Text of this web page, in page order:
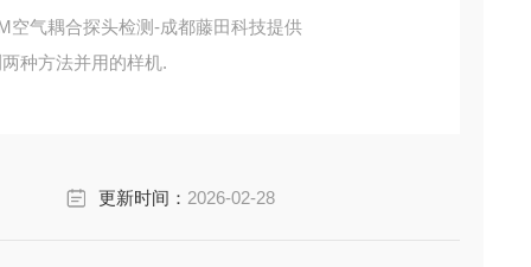
空气耦合探头检测-成都藤田科技提供
种方法并用的样机.
更新时间： 2026-02-28